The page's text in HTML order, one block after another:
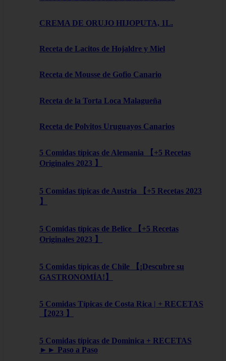
CREMA DE ORUJO HIJOPUTA, 1L.
Receta de Lacitos de Hojaldre y Miel
Receta de Mousse de Gofio Canario
Receta de la Torta Loca Malagueña
Receta de Polvitos Uruguayos Canarios
5 Comidas típicas de Alemania 【+5 Recetas
Originales 2023 】
5 Comidas típicas de Austria 【+5 Recetas 2023
】
5 Comidas típicas de Belice 【+5 Recetas
Originales 2023 】
5 Comidas típicas de Chile 【¡Descubre su
GASTRONOMÍA!】
5 Comidas Típicas de Costa Rica | + RECETAS
【2023 】
5 Comidas típicas de Dominica + RECETAS
►► Paso a Paso